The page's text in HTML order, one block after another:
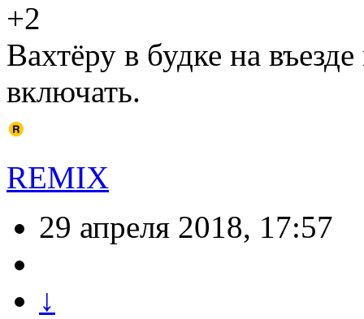
+2
Вахтёру в будке на
включать.
REMIX
29 апреля 2018, 17:57
↓